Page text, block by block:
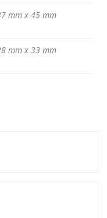
mm x 45 mm
mm x 33 mm